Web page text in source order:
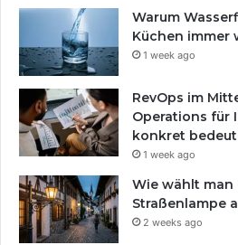
Warum
Küchen immer
1 week ago
RevOps im
Operations für
konkret
1 week ago
Wie wählt
Straßenlampe
2 weeks ago